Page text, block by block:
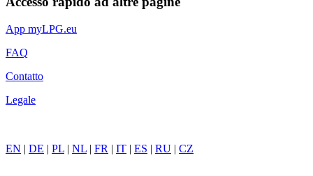
App myLPG.eu
FAQ
Contatto
Legale
EN | DE | PL | NL | FR | IT | ES | RU | CZ